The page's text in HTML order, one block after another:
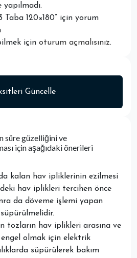
Taba 120×180” için yorum
için oturum açmalısınız.
Güncelle
süre güzelliğini ve
için aşağıdaki önerileri
kalan hav ipliklerinin ezilmesi
hav iplikleri tercihen önce
da döveme işlemi yapan
tozların hav iplikleri arasına ve
olmak için elektrik
süpürülerek bakım